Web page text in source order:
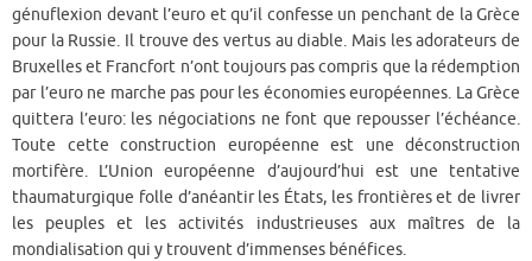
génuflexion devant l’euro et qu’il confesse un penchant de la Grèce
pour la Russie. Il trouve des vertus au diable. Mais les adorateurs de
Bruxelles et Francfort n’ont toujours pas compris que la rédemption
par l’euro ne marche pas pour les économies européennes. La Grèce
quittera l’euro: les négociations ne font que repousser l’échéance.
Toute cette construction européenne est une déconstruction
mortifère. L’Union européenne d’aujourd’hui est une tentative
thaumaturgique folle d’anéantir les États, les frontières et de livrer
les peuples et les activités industrieuses aux maîtres de la
mondialisation qui y trouvent d’immenses bénéfices.